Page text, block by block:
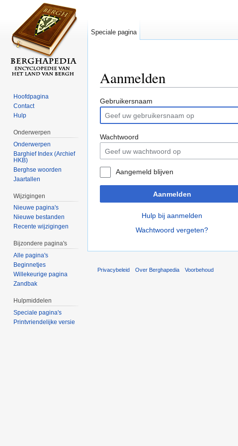
Aanmelden
Gebruikersnaam
Wachtwoord
Aangemeld blijven
Aanmelden
Hulp bij aanmelden
Wachtwoord vergeten?
Speciale pagina
Hoofdpagina
Contact
Hulp
Onderwerpen
Onderwerpen
Barghief Index (Archief
HKB)
Berghse woorden
Jaartallen
Wijzigingen
Nieuwe pagina's
Nieuwe bestanden
Recente wijzigingen
Bijzondere pagina's
Alle pagina's
Beginnetjes
Willekeurige pagina
Zandbak
Hulpmiddelen
Speciale pagina's
Printvriendelijke versie
Privacybeleid Over Berghapedia Voorbehoud